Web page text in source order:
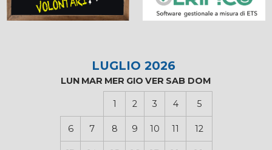
LUGLIO 2026
LUN MAR MER GIO VER SAB DOM
1 2 3 4 5
6 7 8 9 10 11 12